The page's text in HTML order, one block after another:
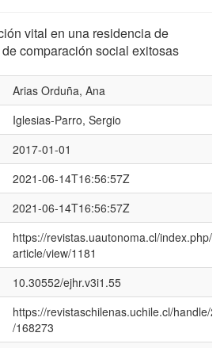
vital en una residencia de
comparación social exitosas
Arias Orduña, Ana
Iglesias-Parro, Sergio
2017-01-01
2021-06-14T16:56:57Z
2021-06-14T16:56:57Z
https://revistas.uautonoma.cl/index.php/
article/view/1181
10.30552/ejhr.v3i1.55
https://revistaschilenas.uchile.cl/handle/
/168273